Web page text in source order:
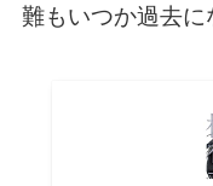
難もいつか過去に